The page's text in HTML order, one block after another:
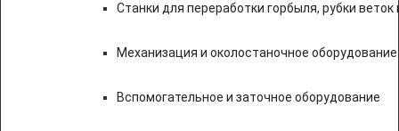
Станки для переработки горбыля, рубки веток
Механизация и околостаночное оборудование
Вспомогательное и заточное оборудование